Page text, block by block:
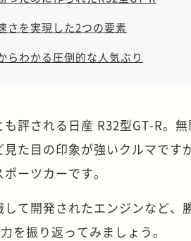
さを実現した2つの要素
らわかる圧倒的な人気ぶり
も評される日産 R32型GT-R。
見た目の印象が強いクルマで
ーツカーです。
して開発されたエンジンなど
を振り返ってみましょう。